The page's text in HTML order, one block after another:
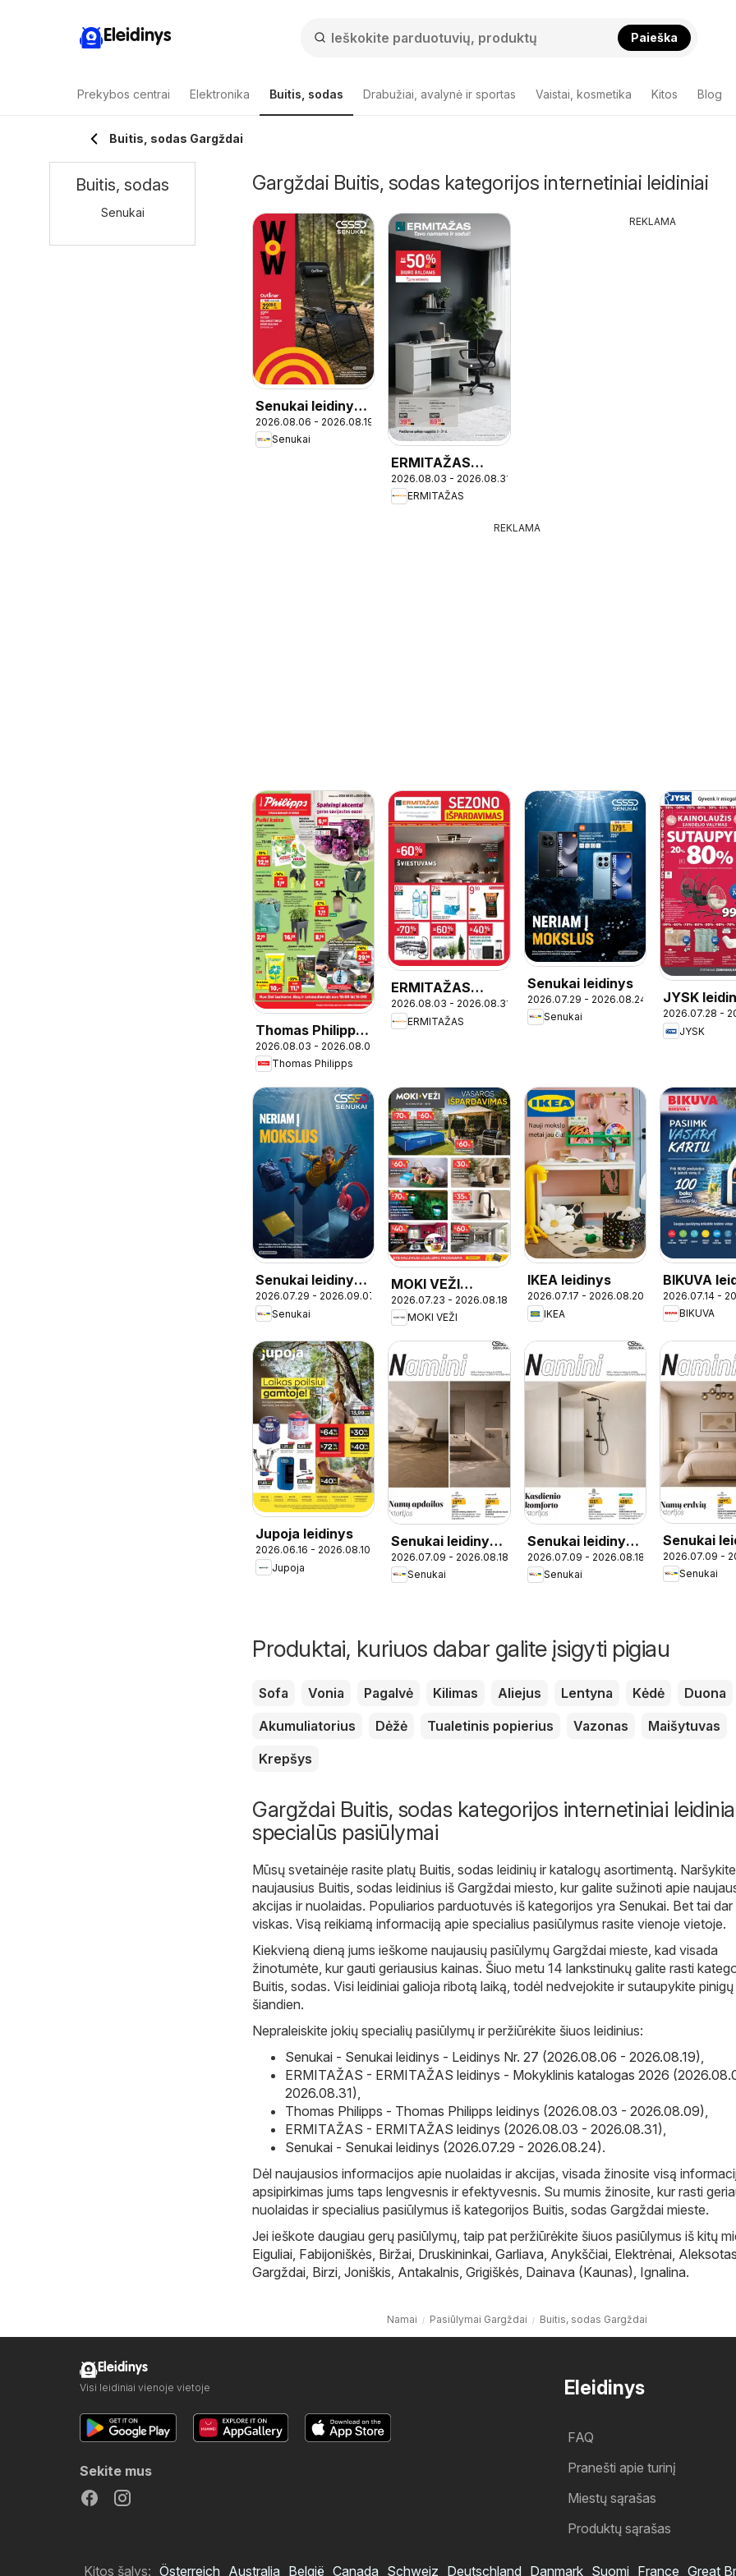
Eleidinys Paieška
Prekybos centrai Elektronika Buitis, sodas Drabužiai, avalynė ir sportas Vaistai, kosmetika Kitos Blog
Buitis, sodas Gargždai
Gargždai Buitis, sodas kategorijos internetiniai leidiniai
Senukai leidinys -
Leidinys Nr. 27
2026.08.06 - 2026.08.19
Senukai
ERMITAŽAS
leidinys -
Mokyklinis
katalogas 2026
2026.08.03 - 2026.08.31
ERMITAŽAS
REKLAMA
REKLAMA
Thomas Philipps
leidinys
2026.08.03 - 2026.08.09
Thomas Philipps
ERMITAŽAS
leidinys
2026.08.03 - 2026.08.31
ERMITAŽAS
Senukai leidinys
2026.07.29 - 2026.08.24
Senukai
JYSK
2026.07.28 -
JYSK
Senukai leidinys -
Leidinys Nr. 25
2026.07.29 - 2026.09.07
Senukai
MOKI VEŽI
leidinys
2026.07.23 - 2026.08.18
MOKI VEŽI
IKEA leidinys
2026.07.17 - 2026.08.20
IKEA
BIKUVA
2026.07.14 -
BIKUVA
Jupoja leidinys
2026.06.16 - 2026.08.10
Jupoja
Senukai leidinys -
Leidinys Nr. 23
2026.07.09 - 2026.08.18
Senukai
Senukai leidinys -
Leidinys Nr. 22
2026.07.09 - 2026.08.18
Senukai
Senukai
Leidinys
2026.07.09 -
Senukai
Produktai, kuriuos dabar galite įsigyti pigiau
Sofa Vonia Pagalvė Kilimas Aliejus Lentyna Kėdė
Duona
Akumuliatorius
Dėžė Tualetinis popierius Vazonas
Maišytuvas
Krepšys
Gargždai Buitis, sodas kategorijos internetiniai
specialūs pasiūlymai
Mūsų svetainėje rasite platų Buitis, sodas leidinių ir katalogų asortimentą.
naujausius Buitis, sodas leidinius iš Gargždai miesto, kur galite sužinoti apie
akcijas ir nuolaidas. Populiarios parduotuvės iš kategorijos yra Senukai. Bet tai dar
viskas. Visą reikiamą informaciją apie specialius pasiūlymus rasite vienoje vietoje.
Kiekvieną dieną jums ieškome naujausių pasiūlymų Gargždai mieste, kad visada
žinotumėte, kur gauti geriausius kainas. Šiuo metu 14 lankstinukų galite rasti
Buitis, sodas. Visi leidiniai galioja ribotą laiką, todėl nedvejokite ir sutaupykite pinigų
šiandien.
Nepraleiskite jokių specialių pasiūlymų ir peržiūrėkite šiuos leidinius:
Senukai - Senukai leidinys - Leidinys Nr. 27 (2026.08.06 - 2026.08.19)
ERMITAŽAS - ERMITAŽAS leidinys - Mokyklinis katalogas 2026
2026.08.31)
Thomas Philipps - Thomas Philipps leidinys (2026.08.03 - 2026.08.09)
ERMITAŽAS - ERMITAŽAS leidinys (2026.08.03 - 2026.08.31)
Senukai - Senukai leidinys (2026.07.29 - 2026.08.24).
Dėl naujausios informacijos apie nuolaidas ir akcijas, visada žinosite visą
apsipirkimas jums taps lengvesnis ir efektyvesnis. Su mumis žinosite, kur rasti
nuolaidas ir specialius pasiūlymus iš kategorijos Buitis, sodas Gargždai mieste.
Jei ieškote daugiau gerų pasiūlymų, taip pat peržiūrėkite šiuos pasiūlymus iš kitų
Eiguliai Fabijoniškės Biržai Druskininkai Garliava Anykščiai Elektrėnai Aleksotas
Gargždai Birzi Joniškis Antakalnis Grigiškės Dainava (Kaunas) Ignalina.
Namai Pasiūlymai Gargždai Buitis, sodas Gargždai
Buitis, sodas
Senukai
Eleidinys
FAQ
Pranešti apie turinį
Miestų sąrašas
Produktų sąrašas
Eleidinys
Visi leidiniai vienoje vietoje
Sekite mus
Kitos šalys: Österreich Australia België Canada Schweiz Deutschland Danmark Suomi France Great